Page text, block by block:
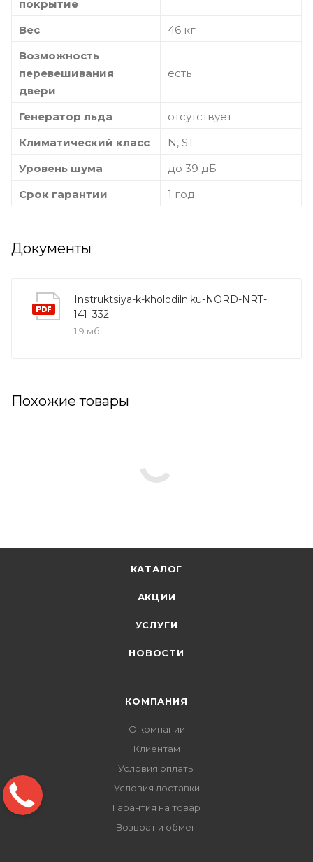
покрытие
Вес
46 кг
Возможность
перевешивания
двери
есть
Генератор льда
отсутствует
Климатический класс
N, ST
Уровень шума
до 39 дБ
Срок гарантии
1 год
Документы
Instruktsiya-k-kholodilniku-NORD-NRT-
141_332
1,9 мб
Похожие товары
КАТАЛОГ
АКЦИИ
УСЛУГИ
НОВОСТИ
КОМПАНИЯ
О компании
Клиентам
Условия оплаты
Условия доставки
Гарантия на товар
Возврат и обмен